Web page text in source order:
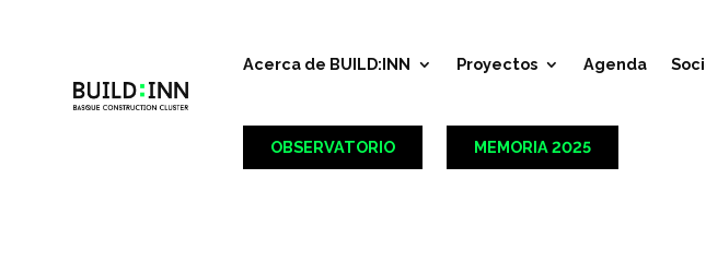
Acerca de BUILD:INN Proyectos Agenda
OBSERVATORIO MEMORIA 2025